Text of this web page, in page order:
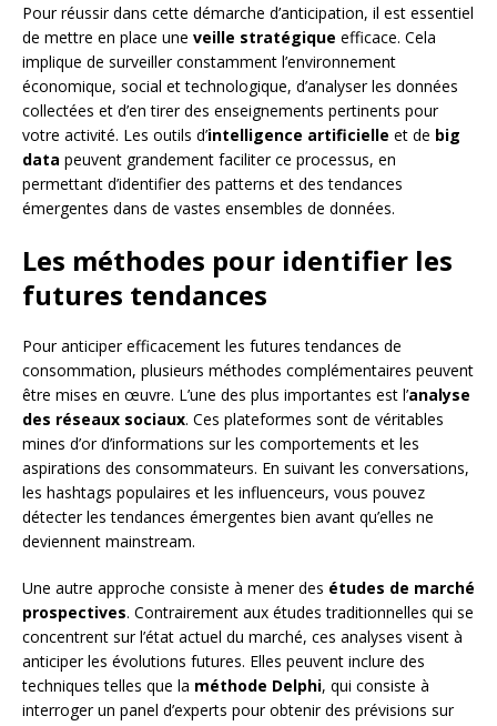
Pour réussir dans cette démarche d’anticipation, il est essentiel
de mettre en place une veille stratégique efficace. Cela
implique de surveiller constamment l’environnement
économique, social et technologique, d’analyser les données
collectées et d’en tirer des enseignements pertinents pour
votre activité. Les outils d’intelligence artificielle et de big
data peuvent grandement faciliter ce processus, en
permettant d’identifier des patterns et des tendances
émergentes dans de vastes ensembles de données.
Les méthodes pour identifier les
futures tendances
Pour anticiper efficacement les futures tendances de
consommation, plusieurs méthodes complémentaires peuvent
être mises en œuvre. L’une des plus importantes est l’analyse
des réseaux sociaux. Ces plateformes sont de véritables
mines d’or d’informations sur les comportements et les
aspirations des consommateurs. En suivant les conversations,
les hashtags populaires et les influenceurs, vous pouvez
détecter les tendances émergentes bien avant qu’elles ne
deviennent mainstream.
Une autre approche consiste à mener des études de marché
prospectives. Contrairement aux études traditionnelles qui se
concentrent sur l’état actuel du marché, ces analyses visent à
anticiper les évolutions futures. Elles peuvent inclure des
techniques telles que la méthode Delphi, qui consiste à
interroger un panel d’experts pour obtenir des prévisions sur